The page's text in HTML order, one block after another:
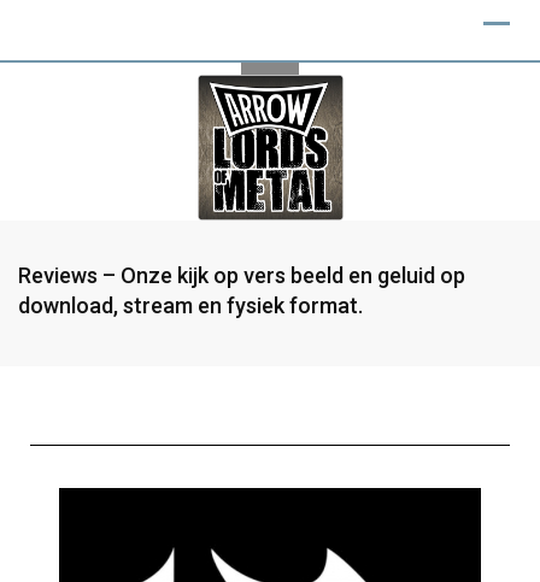
Reviews – Onze kijk op vers beeld en geluid op
download, stream en fysiek format.